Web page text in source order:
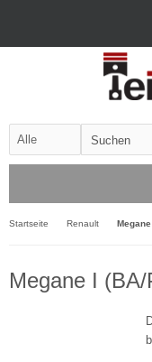
Startseite Renault
Megane I (BA/